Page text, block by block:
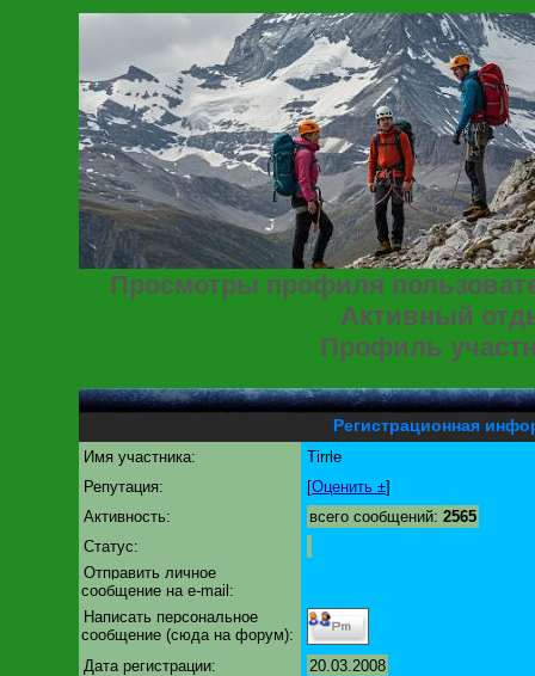
Просмотры профиля
Активный
Профиль
Регистрационная
Имя участника:
Tirrle
Репутация:
[Оценить ±]
Активность:
всего сообщений: 2565
Статус:
Отправить личное
сообщение на e-mail:
Написать персональное
сообщение (сюда на форум):
Дата регистрации:
20.03.2008